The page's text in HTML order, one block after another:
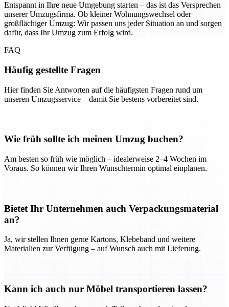
Entspannt in Ihre neue Umgebung starten – das ist das Versprechen
unserer Umzugsfirma. Ob kleiner Wohnungswechsel oder
großflächiger Umzug: Wir passen uns jeder Situation an und sorgen
dafür, dass Ihr Umzug zum Erfolg wird.
FAQ
Häufig gestellte Fragen
Hier finden Sie Antworten auf die häufigsten Fragen rund um
unseren Umzugsservice – damit Sie bestens vorbereitet sind.
Wie früh sollte ich meinen Umzug buchen?
Am besten so früh wie möglich – idealerweise 2–4 Wochen im
Voraus. So können wir Ihren Wunschtermin optimal einplanen.
Bietet Ihr Unternehmen auch Verpackungsmaterial
an?
Ja, wir stellen Ihnen gerne Kartons, Klebeband und weitere
Materialien zur Verfügung – auf Wunsch auch mit Lieferung.
Kann ich auch nur Möbel transportieren lassen?